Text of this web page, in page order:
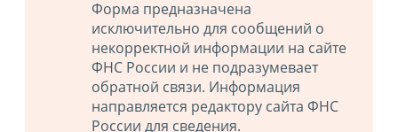
Форма предназначена
исключительно для сообщений о
некорректной информации на сайте
ФНС России и не подразумевает
обратной связи. Информация
направляется редактору сайта ФНС
России для сведения.